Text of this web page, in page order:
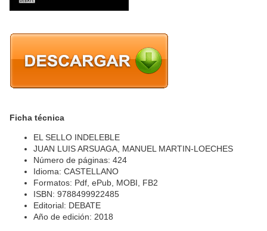
Ficha técnica
EL SELLO INDELEBLE
JUAN LUIS ARSUAGA, MANUEL MARTIN-LOECHES
Número de páginas: 424
Idioma: CASTELLANO
Formatos: Pdf, ePub, MOBI, FB2
ISBN: 9788499922485
Editorial: DEBATE
Año de edición: 2018